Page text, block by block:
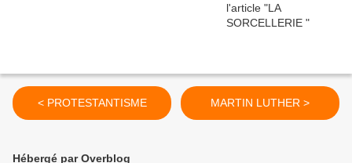
< PROTESTANTISME MARTIN LUTHER >
Hébergé par Overblog